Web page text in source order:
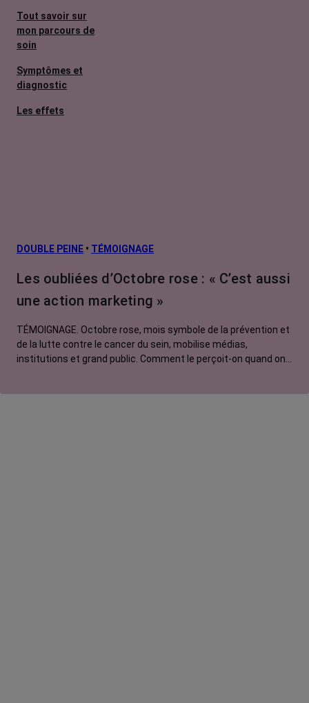
Tout savoir sur
mon parcours de
soin
Symptômes et
diagnostic
Les effets
prévention
Traitements
contre le cancer
DOUBLE PEINE • TÉMOIGNAGE
Les oubliées d’Octobre rose : « C’est aussi
une action marketing »
TÉMOIGNAGE. Octobre rose, mois symbole de la prévention et
de la lutte contre le cancer du sein, mobilise médias,
institutions et grand public. Comment le perçoit-on quand on